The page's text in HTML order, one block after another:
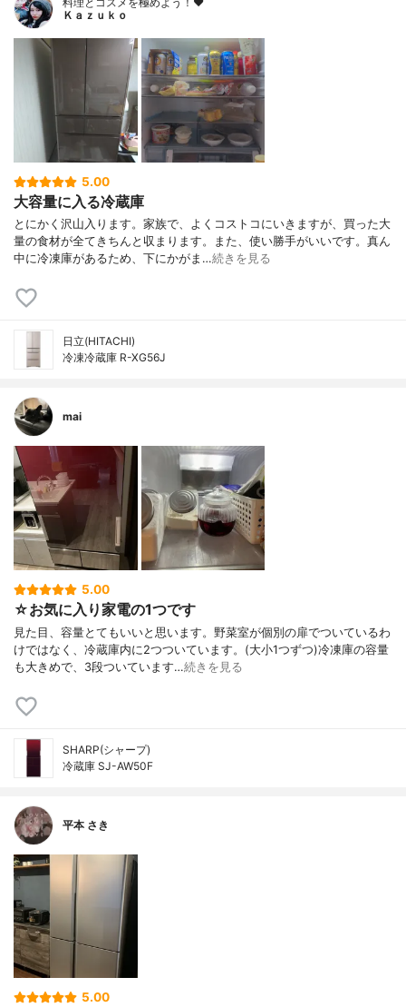
Ｋａｚｕｋｏ
5.00
大容量に入る冷蔵庫
とにかく沢山入ります。家族で、よくコストコにいきますが、買った大
量の食材が全てきちんと収まります。また、使い勝手がいいです。真ん
中に冷凍庫があるため、下にかがま…続きを見る
日立(HITACHI)
冷凍冷蔵庫 R-XG56J
mai
5.00
☆お気に入り家電の1つです
見た目、容量とてもいいと思います。野菜室が個別の扉でついているわ
けではなく、冷蔵庫内に2つついています。(大小1つずつ)冷凍庫の容量
も大きめで、3段ついています…続きを見る
SHARP(シャープ)
冷蔵庫 SJ-AW50F
平本 さき
5.00